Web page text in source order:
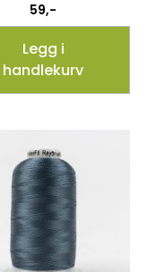
59,-
Legg i
handlekurv